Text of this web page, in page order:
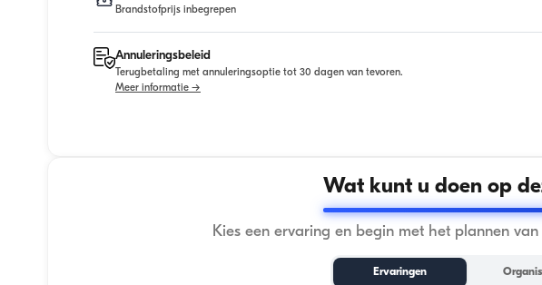
Brandstofprijs inbegrepen
Annuleringsbeleid
Terugbetaling met annuleringsoptie tot 30 dagen van tevoren.
Meer informatie →
Wat kunt u doen op
Kies een ervaring en begin met het plannen
Ervaringen